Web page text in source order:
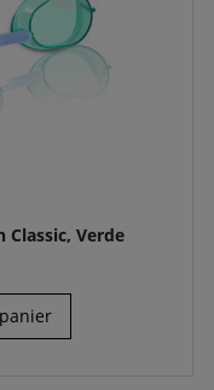
Classic, Verde